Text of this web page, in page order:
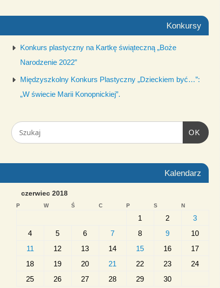
Konkursy
Konkurs plastyczny na Kartkę świąteczną „Boże
Narodzenie 2022”
Międzyszkolny Konkurs Plastyczny „Dzieckiem być…”:
„W świecie Marii Konopnickiej”.
OK
Kalendarz
czerwiec 2018
P W Ś C P S N
1 2
3
4
5 6 7 8 9
10
11
12 13 14 15 16
17
18
19 20 21 22 23
24
25
26 27 28 29
30